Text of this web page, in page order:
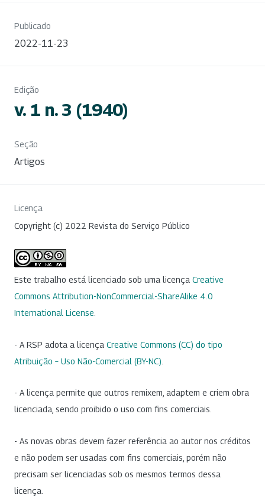
Publicado
2022-11-23
Edição
v. 1 n. 3 (1940)
Seção
Artigos
Licença
Copyright (c) 2022 Revista do Serviço Público
Este trabalho está licenciado sob uma licença Creative
Commons Attribution-NonCommercial-ShareAlike 4.0
International License
- A RSP adota a licença Creative Commons (CC) do tipo
Atribuição – Uso Não-Comercial (BY-NC)
- A licença permite que outros remixem, adaptem e criem obra
licenciada, sendo proibido o uso com fins comerciais.
- As novas obras devem fazer referência ao autor nos créditos
e não podem ser usadas com fins comerciais, porém não
precisam ser licenciadas sob os mesmos termos dessa
licença.